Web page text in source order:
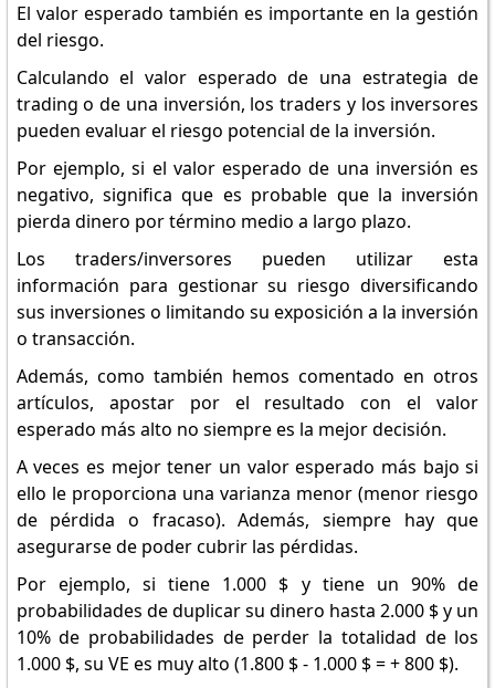
El valor esperado también es importante en la gestión
del riesgo.
Calculando el valor esperado de una estrategia de
trading o de una inversión, los traders y los inversores
pueden evaluar el riesgo potencial de la inversión.
Por ejemplo, si el valor esperado de una inversión es
negativo, significa que es probable que la inversión
pierda dinero por término medio a largo plazo.
Los traders/inversores pueden utilizar esta
información para gestionar su riesgo diversificando
sus inversiones o limitando su exposición a la inversión
o transacción.
Además, como también hemos comentado en otros
artículos, apostar por el resultado con el valor
esperado más alto no siempre es la mejor decisión.
A veces es mejor tener un valor esperado más bajo si
ello le proporciona una varianza menor (menor riesgo
de pérdida o fracaso). Además, siempre hay que
asegurarse de poder cubrir las pérdidas.
Por ejemplo, si tiene 1.000 $ y tiene un 90% de
probabilidades de duplicar su dinero hasta 2.000 $ y un
10% de probabilidades de perder la totalidad de los
1.000 $, su VE es muy alto (1.800 $ - 1.000 $ = + 800 $).